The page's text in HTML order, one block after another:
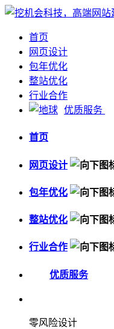
首页
网页设计
包年优化
整站优化
行业合作
优质服务
首页
网页设计
包年优化
整站优化
行业合作
优质服务
零风险设计